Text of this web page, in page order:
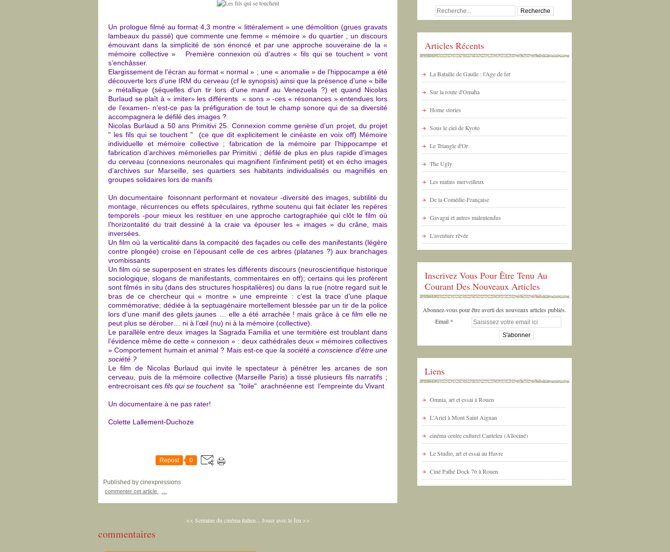
Un prologue filmé au format 4,3 montre « littéralement » une démolition (grues gravats
lambeaux du passé) que commente une femme « mémoire » du quartier ; un discours
émouvant dans la simplicité de son énoncé et par une approche souveraine de la «
mémoire collective » Première connexion où d’autres « fils qui se touchent » vont
s’enchâsser.
Elargissement de l’écran au format « normal » ; une « anomalie » de l’hippocampe a été
découverte lors d’une IRM du cerveau (cf le synopsis) ainsi que la présence d’une « bille
» métallique (séquelles d’un tir lors d’une manif au Venezuela ?) et quand Nicolas
Burlaud se plaît à « imiter» les différents « sons » -ces « résonances » entendues lors
de l’examen- n’est-ce pas la préfiguration de tout le champ sonore qui de sa diversité
accompagnera le défilé des images ?
Nicolas Burlaud a 50 ans Primitivi 25. Connexion comme genèse d’un projet, du projet
" les fils qui se touchent " (ce que dit explicitement le cinéaste en voix off) Mémoire
individuelle et mémoire collective ; fabrication de la mémoire par l’hippocampe et
fabrication d’archives mémorielles par Primitivi ; défilé de plus en plus rapide d’images
du cerveau (connexions neuronales qui magnifient l’infiniment petit) et en écho images
d’archives sur Marseille, ses quartiers ses habitants individualisés ou magnifiés en
groupes solidaires lors de manifs
Un documentaire foisonnant performant et novateur -diversité des images, subtilité du
montage, récurrences ou effets spéculaires, rythme soutenu qui fait éclater les repères
temporels -pour mieux les restituer en une approche cartographiée qui clôt le film où
l’horizontalité du trait dessiné à la craie va épouser les « images » du crâne, mais
inversées.
Un film où la verticalité dans la compacité des façades ou celle des manifestants (légère
contre plongée) croise en l’épousant celle de ces arbres (platanes ?) aux branchages
vrombissants
Un film où se superposent en strates les différents discours (neuroscientifique historique
sociologique, slogans de manifestants, commentaires en off); certains qui les profèrent
sont filmés in situ (dans des structures hospitalières) ou dans la rue (notre regard suit le
bras de ce chercheur qui « montre » une empreinte : c’est la trace d’une plaque
commémorative; dédiée à la septuagénaire mortellement blessée par un tir de la police
lors d’une manif des gilets jaunes … elle a été arrachée ! mais grâce à ce film elle ne
peut plus se dérober… ni à l’œil (nu) ni à la mémoire (collective).
Le parallèle entre deux images la Sagrada Familia et une termitière est troublant dans
l’évidence même de cette « connexion » : deux cathédrales deux « mémoires collectives
» Comportement humain et animal ? Mais est-ce que la société a conscience d’être une
société ?
Le film de Nicolas Burlaud qui invite le spectateur à pénétrer les arcanes de son
cerveau, puis de la mémoire collective (Marseille Paris) a tissé plusieurs fils narratifs ;
entrecroisant ces fils qui se touchent sa "toile" arachnéenne est l’empreinte du Vivant
Un documentaire à ne pas rater!
Colette Lallement-Duchoze
Repost 0
Published by cinexpressions
commenter cet article
<< Semaine du cinéma italien... Jouer avec le feu >>
commentaires
Articles Récents
La Bataille de Gaulle : l'Age de fer
Sur la route d'Omaha
Home stories
Sous le ciel de Kyoto
Le Triangle d'Or
The Ugly
Les matins merveilleux
De la Comédie-Française
Gavagai et autres malentendus
L'aventure rêvée
Inscrivez Vous Pour Être Tenu Au
Courant Des Nouveaux Articles
Abonnez-vous pour être averti des nouveaux articles publiés.
Email
Liens
Omnia, art et essai à Rouen
L'Ariel à Mont Saint Aignan
cinéma centre culturel Canteleu (Allociné)
Le Studio, art et essai au Havre
Ciné Pathé Dock 76 à Rouen